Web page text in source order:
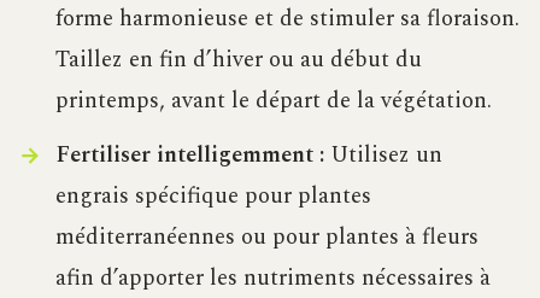
forme harmonieuse et de stimuler sa floraison.
Taillez en fin d’hiver ou au début du
printemps, avant le départ de la végétation.
Fertiliser intelligemment :Utilisez un
engrais spécifique pour plantes
méditerranéennes ou pour plantes à fleurs
afin d’apporter les nutriments nécessaires à